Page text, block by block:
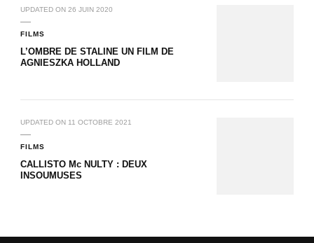
UPDATED ON 26 JUIN 2020
FILMS
L’OMBRE DE STALINE UN FILM DE
AGNIESZKA HOLLAND
UPDATED ON 11 OCTOBRE 2021
FILMS
CALLISTO Mc NULTY : DEUX
INSOUMUSES